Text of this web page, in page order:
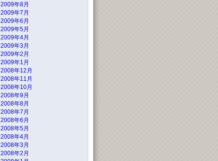
2009年8月
2009年7月
2009年6月
2009年5月
2009年4月
2009年3月
2009年2月
2009年1月
2008年12月
2008年11月
2008年10月
2008年9月
2008年8月
2008年7月
2008年6月
2008年5月
2008年4月
2008年3月
2008年2月